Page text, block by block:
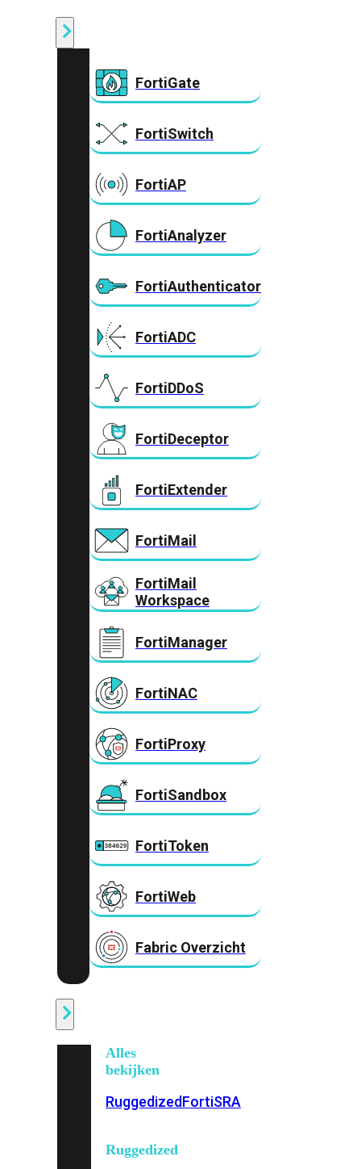
FortiGate
FortiSwitch
FortiAP
FortiAnalyzer
FortiAuthenticator
FortiADC
FortiDDoS
FortiDeceptor
FortiExtender
FortiMail
FortiMail
Workspace
FortiManager
FortiNAC
FortiProxy
FortiSandbox
FortiToken
FortiWeb
Fabric Overzicht
Alles
bekijken
RuggedizedFortiSRA
Ruggedized